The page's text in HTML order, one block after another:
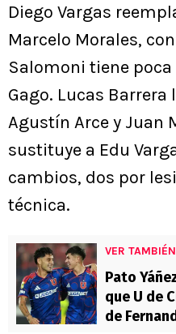
Diego Vargas
Marcelo Morales,
Salomoni tiene
Gago. Lucas Barrera
Agustín Arce y Juan
sustituye a Edu
cambios, dos por
técnica.
VER TAMBIÉN
Pato
que U de
de